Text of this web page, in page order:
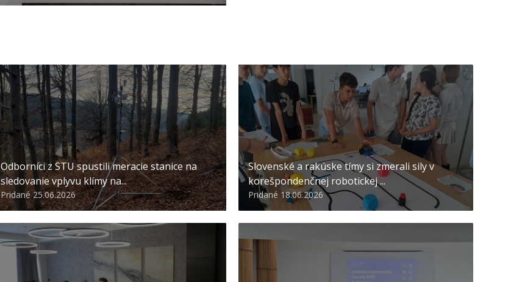
Odborníci z STU spustili meracie stanice na
sledovanie vplyvu klímy na...
Pridané 25.06.2026
Slovenské a rakúske tímy si zmerali sily v
korešpondenčnej robotickej ...
Pridané 18.06.2026